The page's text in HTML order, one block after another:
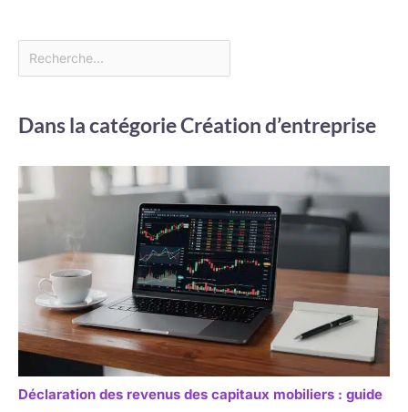
Dans la catégorie Création d’entreprise
Déclaration des revenus des capitaux mobiliers : guide